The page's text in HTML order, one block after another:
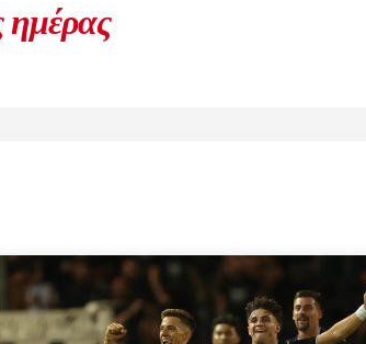
ημέρας